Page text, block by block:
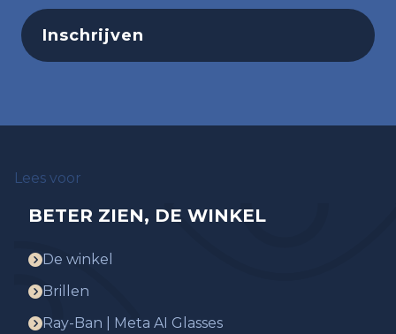
Lees voor
BETER ZIEN, DE WINKEL
De winkel
Brillen
Ray-Ban | Meta AI Glasses